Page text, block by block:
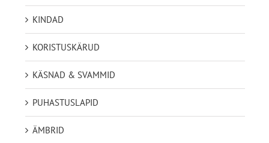
KINDAD
KORISTUSKÄRUD
KÄSNAD & SVAMMID
PUHASTUSLAPID
ÄMBRID